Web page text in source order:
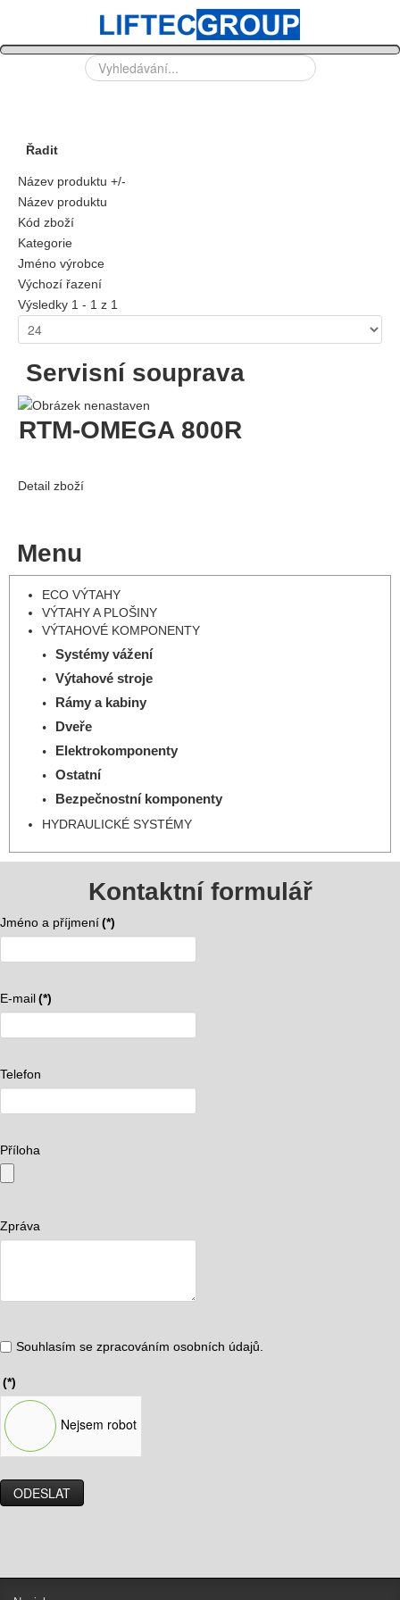
Vyhledávání...
Řadit
Název produktu +/-
Název produktu
Kód zboží
Kategorie
Jméno výrobce
Výchozí řazení
Výsledky 1 - 1 z 1
Servisní souprava
RTM-OMEGA 800R
Detail zboží
Menu
ECO VÝTAHY
VÝTAHY A PLOŠINY
VÝTAHOVÉ KOMPONENTY
Systémy vážení
Výtahové stroje
Rámy a kabiny
Dveře
Elektrokomponenty
Ostatní
Bezpečnostní komponenty
HYDRAULICKÉ SYSTÉMY
Kontaktní formulář
Jméno a příjmení(*)
E-mail(*)
Telefon
Příloha
Zpráva
Souhlasím se zpracováním osobních údajů.
(*)
Nejsem robot
ODESLAT